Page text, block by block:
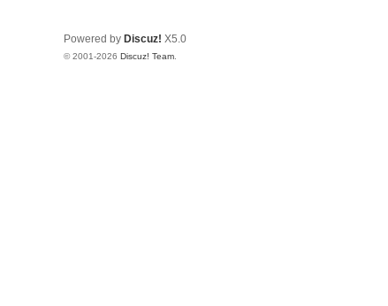
Powered by Discuz! X5.0
© 2001-2026 Discuz! Team